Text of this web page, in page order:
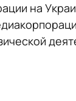
на